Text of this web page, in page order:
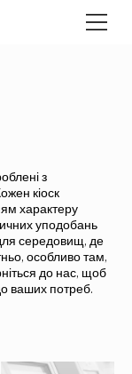
з
кіоск
характеру
уподобань
середовищ, де
особливо там,
до нас, щоб
ваших потреб.